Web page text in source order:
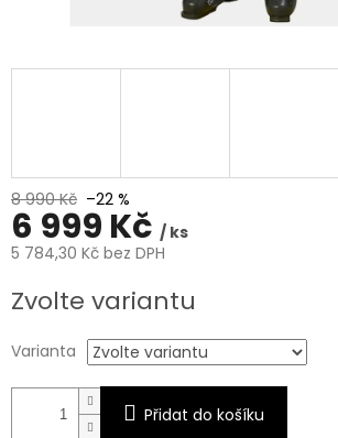
8 990 Kč –22 %
6 999 Kč / ks
5 784,30 Kč bez DPH
cena:
Zvolte variantu
Varianta
Přidat do košíku